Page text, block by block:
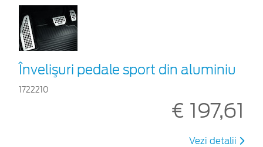
Învelişuri pedale sport din aluminiu
1722210
€ 197,61
Vezi detalii